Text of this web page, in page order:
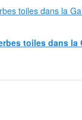
toiles dans la